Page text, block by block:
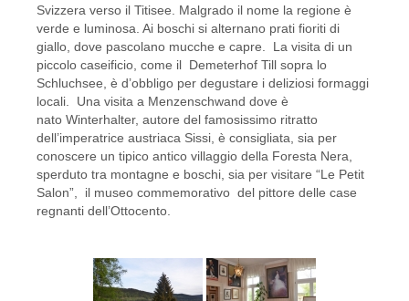
Svizzera verso il Titisee. Malgrado il nome la regione è
verde e luminosa. Ai boschi si alternano prati fioriti di
giallo, dove pascolano mucche e capre. La visita di un
piccolo caseificio, come il Demeterhof Till sopra lo
Schluchsee, è d’obbligo per degustare i deliziosi formaggi
locali. Una visita a Menzenschwand dove è
nato Winterhalter, autore del famosissimo ritratto
dell’imperatrice austriaca Sissi, è consigliata, sia per
conoscere un tipico antico villaggio della Foresta Nera,
sperduto tra montagne e boschi, sia per visitare “Le Petit
Salon”, il museo commemorativo del pittore delle case
regnanti dell’Ottocento.